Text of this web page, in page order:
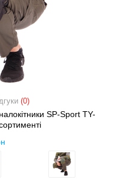
(0)
SP-Sport TY-